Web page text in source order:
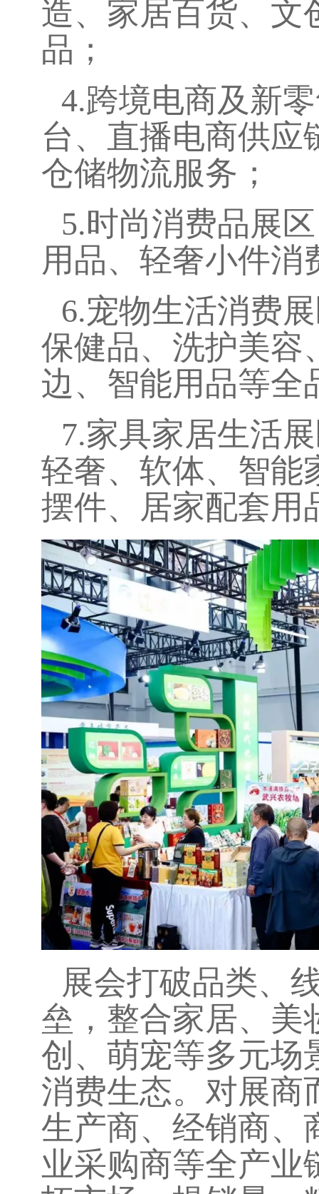
造、家居百货、文
品；
4.跨境电商及新
台、直播电商供应
仓储物流服务；
5.时尚消费品展
用品、轻奢小件消
6.宠物生活消费
保健品、洗护美容
边、智能用品等全
7.家具家居生活
轻奢、软体、智能
摆件、居家配套用
展会打破品类、
垒，整合家居、美
创、萌宠等多元场
消费生态。对展商
生产商、经销商、
业采购商等全产业